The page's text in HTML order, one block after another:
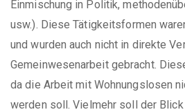
Einmischung in Politik,
usw.). Diese Tätigkeitsformen
und wurden auch nicht in direkte
Gemeinwesenarbeit gebracht.
da die Arbeit mit Wohnungslosen
werden soll. Vielmehr soll der